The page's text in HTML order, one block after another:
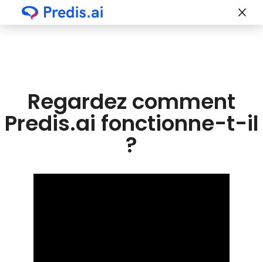
Regardez comment
Predis.ai fonctionne-t-il
?